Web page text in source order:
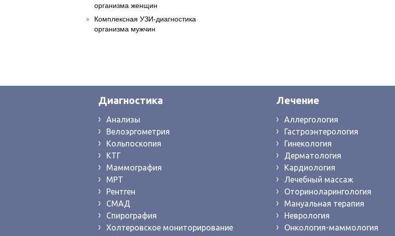
организма женщин
Комплексная УЗИ-диагностика
организма мужчин
Диагностика
Анализы
Велоэргометрия
Кольпоскопия
КТГ
Маммография
МРТ
Рентген
СМАД
Спирография
Холтеровское мониторирование
Лечение
Аллергология
Гастроэнтерология
Гинекология
Дерматология
Кардиология
Лечебный массаж
Оториноларингология
Мануальная терапия
Неврология
Онкология-маммология